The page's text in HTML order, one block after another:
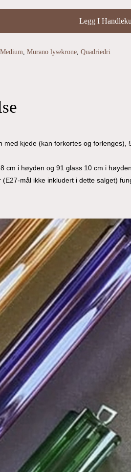
Legg I
Medium,Murano lysekrone,Quadriedri
med kjede (kan forkortes og forlenges),
cm i høyden og 91 glass 10 cm i
mål ikke inkludert i dette salget)